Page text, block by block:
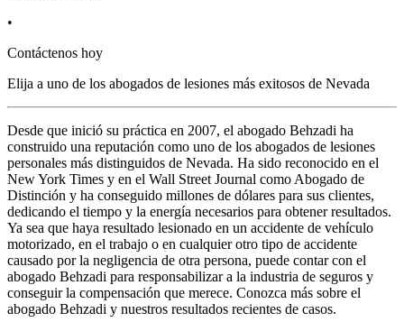
•
Contáctenos hoy
Elija a uno de los abogados de lesiones más exitosos de Nevada
Desde que inició su práctica en 2007, el abogado Behzadi ha
construido una reputación como uno de los abogados de lesiones
personales más distinguidos de Nevada. Ha sido reconocido en el
New York Times y en el Wall Street Journal como Abogado de
Distinción y ha conseguido millones de dólares para sus clientes,
dedicando el tiempo y la energía necesarios para obtener resultados.
Ya sea que haya resultado lesionado en un accidente de vehículo
motorizado, en el trabajo o en cualquier otro tipo de accidente
causado por la negligencia de otra persona, puede contar con el
abogado Behzadi para responsabilizar a la industria de seguros y
conseguir la compensación que merece. Conozca más sobre el
abogado Behzadi y nuestros resultados recientes de casos.